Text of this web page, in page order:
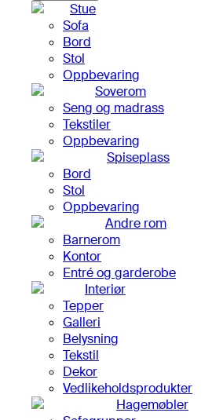
Stue
Sofa
Bord
Stol
Oppbevaring
Soverom
Seng og madrass
Tekstiler
Oppbevaring
Spiseplass
Bord
Stol
Oppbevaring
Andre rom
Barnerom
Kontor
Entré og garderobe
Interiør
Tepper
Galleri
Belysning
Tekstil
Dekor
Vedlikeholdsprodukter
Hagemøbler